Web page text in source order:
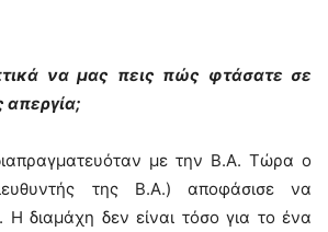
να μας πεις πώς φτάσατε σε
απεργία;
με την Β.Α. Τώρα ο
της Β.Α.) αποφάσισε να
Η διαμάχη δεν είναι τόσο για το ένα